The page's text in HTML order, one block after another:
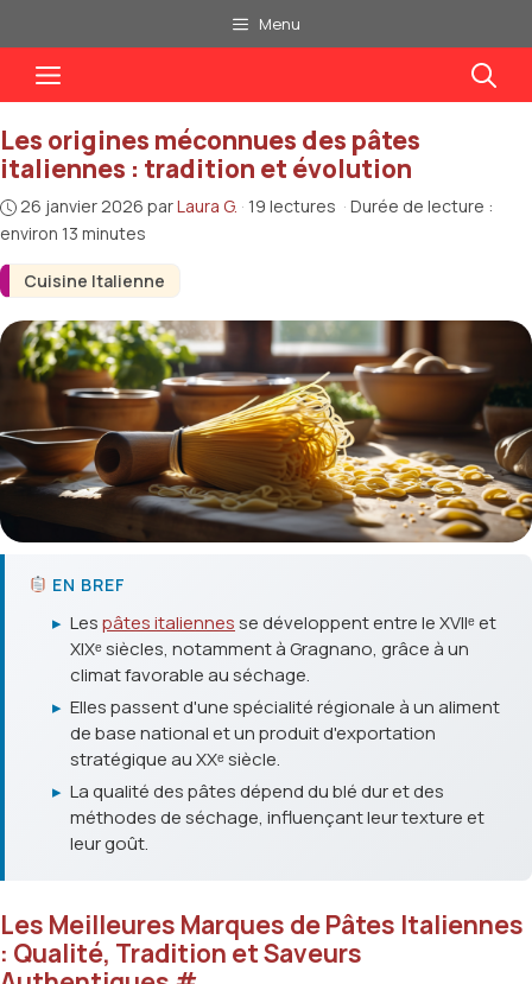
au
contenu
Menu
Menu
Cuisine Italienne
Les origines méconnues des pâtes
italiennes : tradition et évolution
26 janvier 2026 parLaura G. · 19 lectures · Durée de lecture :
environ 13 minutes
EN BREF
▸ Lespâtes italiennesse développent entre le XVIIᵉ et
XIXᵉ siècles, notamment à Gragnano, grâce à un
climat favorable au séchage.
▸ Elles passent d'une spécialité régionale à un aliment
de base national et un produit d'exportation
stratégique au XXᵉ siècle.
▸ La qualité des pâtes dépend du blé dur et des
méthodes de séchage, influençant leur texture et
leur goût.
Les Meilleures Marques de Pâtes Italiennes
: Qualité, Tradition et Saveurs